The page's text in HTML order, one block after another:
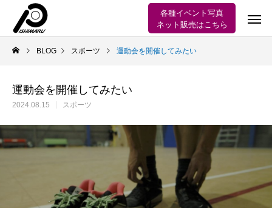
各種イベント写真
ネット販売はこちら
BLOG スポーツ 運動会を開催してみたい
運動会を開催してみたい
2024.08.15 スポーツ